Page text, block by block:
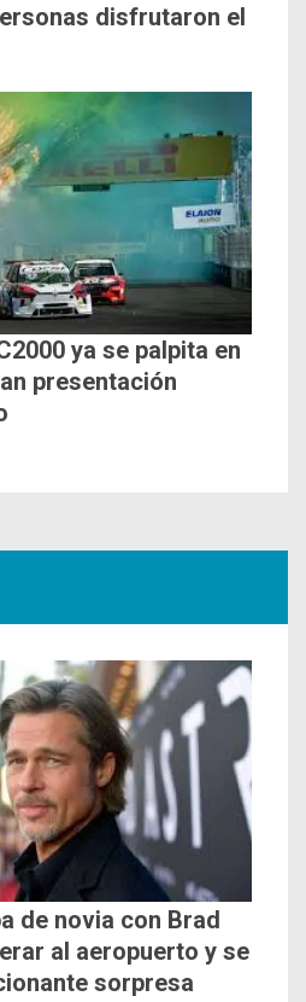
disfrutaron el
ya se palpita en
presentación
de novia con Brad
al aeropuerto y se
sorpresa